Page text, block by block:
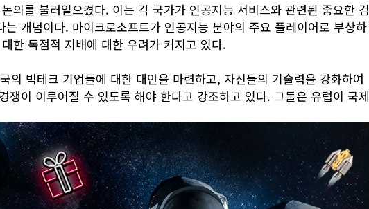
의를 불러일으켰다. 이는 각 국가가 인공지능 서비스와 관련된 중요한 컴
개념이다. 마이크로소프트가 인공지능 분야의 주요 플레이어로 부상하
한 독점적 지배에 대한 우려가 커지고 있다.
의 빅테크 기업들에 대한 대안을 마련하고, 자신들의 기술력을 강화하여
쟁이 이루어질 수 있도록 해야 한다고 강조하고 있다. 그들은 유럽이 국제